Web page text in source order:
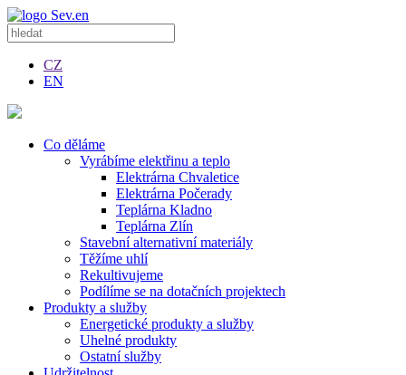
CZ
EN
Co děláme
Vyrábíme elektřinu a teplo
Elektrárna Chvaletice
Elektrárna Počerady
Teplárna Kladno
Teplárna Zlín
Stavební alternativní materiály
Těžíme uhlí
Rekultivujeme
Podílíme se na dotačních projektech
Produkty a služby
Energetické produkty a služby
Uhelné produkty
Ostatní služby